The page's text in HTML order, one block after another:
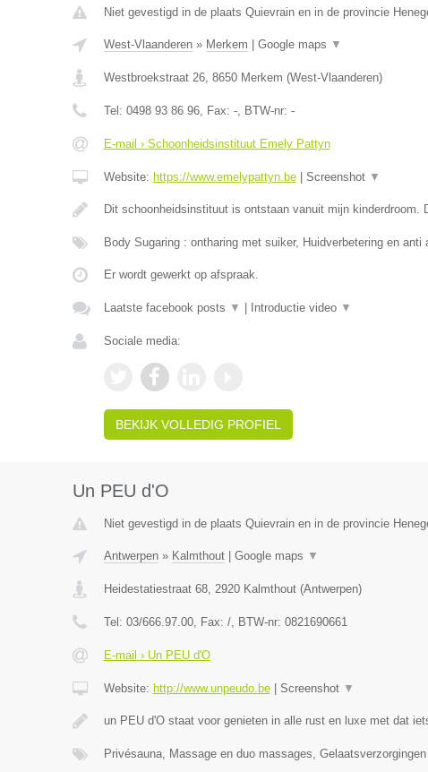
Niet gevestigd in de plaats Quievrain en in de provincie
West-Vlaanderen» Merkem Google maps ▼
Westbroekstraat 26, 8650 Merkem (West-Vlaanderen)
Tel: 0498 93 86 96, Fax: -, BTW-nr: -
E-mail › Schoonheidsinstituut Emely Pattyn
Website: https://www.emelypattyn.be| Screenshot ▼
Dit schoonheidsinstituut is ontstaan vanuit mijn kinderdroom.
Body Sugaring : ontharing met suiker, Huidverbetering en anti
Er wordt gewerkt op afspraak.
Laatste facebook posts ▼ Introductie video ▼
Sociale media:
BEKIJK VOLLEDIG PROFIEL
Un PEU d'O
Niet gevestigd in de plaats Quievrain en in de provincie
Antwerpen» Kalmthout| Google maps ▼
Heidestatiestraat 68, 2920 Kalmthout(Antwerpen)
Tel: 03/666.97.00, Fax: /, BTW-nr: 0821690661
E-mail › Un PEU d'O
Website: http://www.unpeudo.be| Screenshot ▼
un PEU d'O staat voor genieten in alle rust en luxe met dat
Privésauna, Massage en duo massages,